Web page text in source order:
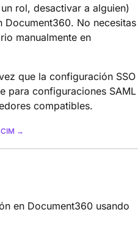
rol, desactivar a alguien)
Document360. No necesitas
manualmente en
que la configuración SSO
para configuraciones SAML
compatibles.
→
en Document360 usando